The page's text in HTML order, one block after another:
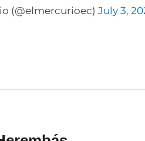
(@elmercurioec) July 3,